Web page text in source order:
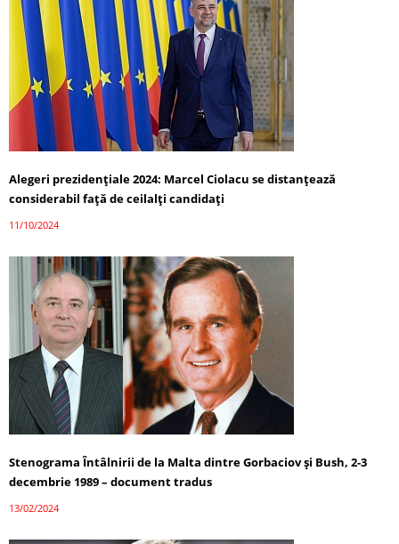
Alegeri prezidențiale 2024: Marcel Ciolacu se distanțează
considerabil față de ceilalți candidați
11/10/2024
Stenograma Întâlnirii de la Malta dintre Gorbaciov și Bush, 2-3
decembrie 1989 – document tradus
13/02/2024